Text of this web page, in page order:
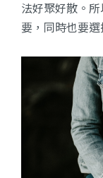
法好聚好散。
要，同時也要